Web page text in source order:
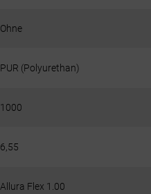
Ohne
PUR (Polyurethan)
1000
6,55
Allura Flex 1.00